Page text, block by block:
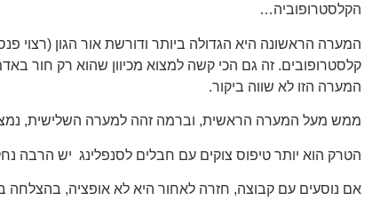
הקלסטרופוביה…
המערה הראשונה היא הגדולה ביותר ודורשת אור הגון (רצוי
קלסטרופובים. זה גם הכי קשה למצוא מכיוון שהוא רק חור
המערה הזו לא שווה ביקור.
ממש מעל המערה הראשית, וברמה זהה למערה השלישית,
הטרק הוא יותר טיפוס צוקים עם חבלים לסנפלינג יש הרבה
אם נוסעים עם קבוצה, חזרה לאחור היא לא אופציה, בהצלחה